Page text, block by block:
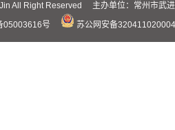
All Right Reserved 主办单位：常州市
05003616号
苏公网安备